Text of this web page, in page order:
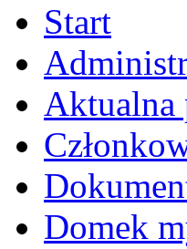
Start
Aktualna
Domek